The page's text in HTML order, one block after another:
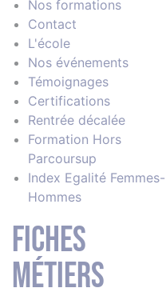
Nos formations
Contact
L'école
Nos événements
Témoignages
Certifications
Rentrée décalée
Formation Hors
Parcoursup
Index Egalité Femmes-
Hommes
Fiches
métiers